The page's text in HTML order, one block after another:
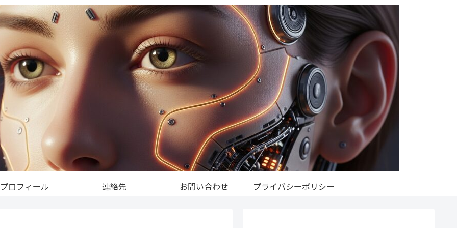
プロフィール 連絡先 お問い合わせ プライバシーポリシー